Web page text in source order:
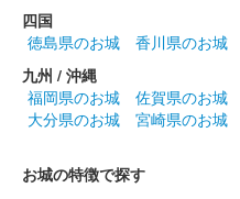
沼田城跡 御城印
販売終了
沼田城跡 御城印
四国
徳島県のお城
香川県のお城
九州 / 沖縄
福岡県のお城
佐賀県のお城
大分県のお城
宮崎県のお城
お城の特徴で探す